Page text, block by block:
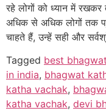
रहे लोगों को ध्यान में रखकर
अधिक से अधिक लोगों तक
चाहते हैं, उन्हें सही और
Tagged best
in india, bhagwat
katha vachak,
katha vachak, devi